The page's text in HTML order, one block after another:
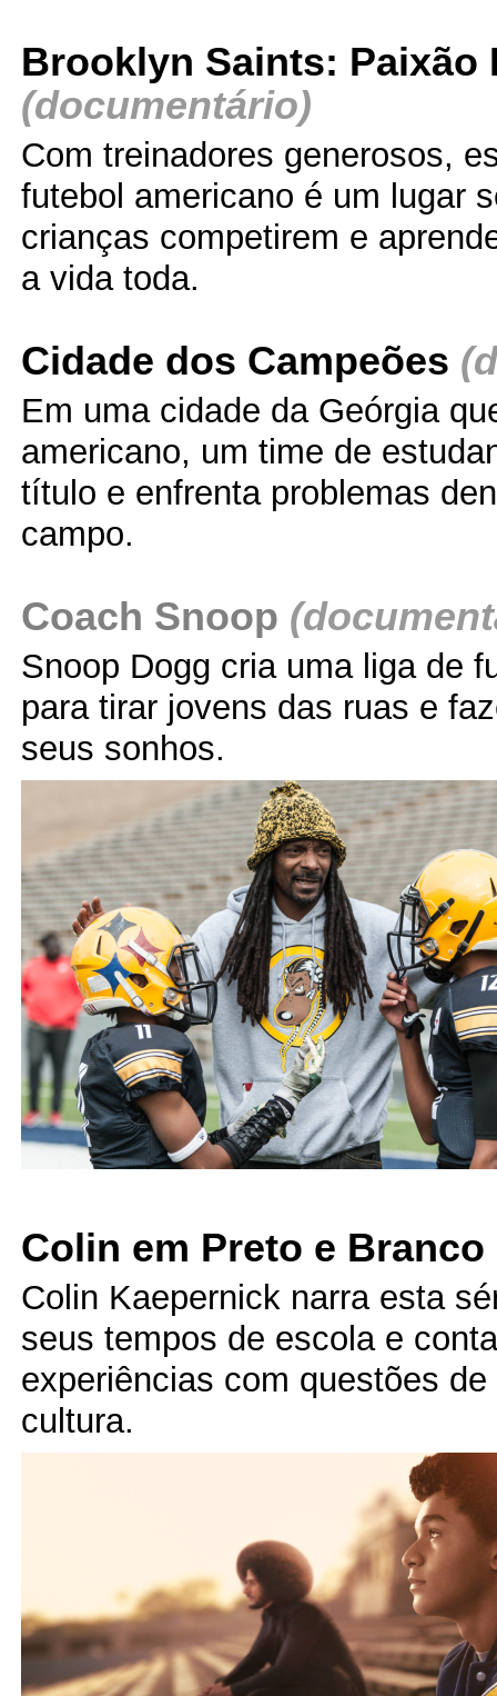
Brooklyn Saints: Paixão
(documentário)
Com treinadores generosos,
futebol americano é um lugar
crianças competirem e
a vida toda.
Cidade dos Campeões
Em uma cidade da Geórgia
americano, um time de
título e enfrenta problemas
campo.
Coach Snoop
Snoop Dogg cria uma liga de
para tirar jovens das ruas e
seus sonhos.
Colin em Preto e Branco
Colin Kaepernick narra esta
seus tempos de escola e
experiências com questões
cultura.